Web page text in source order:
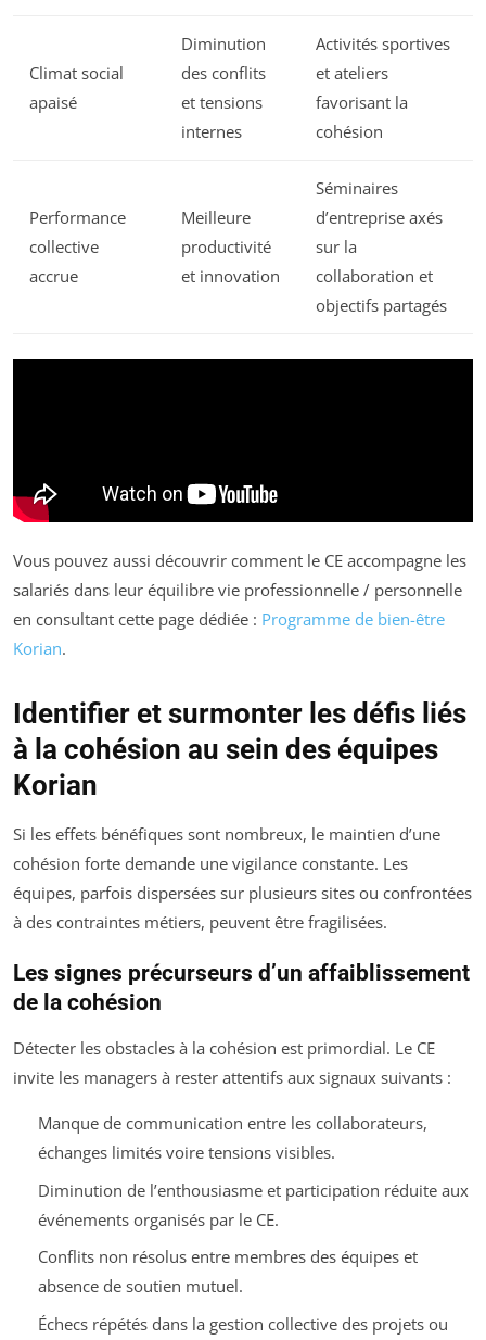
Climat social
apaisé
Diminution
des conflits
et tensions
internes
Activités sportives
et ateliers
favorisant la
cohésion
Performance
collective
accrue
Meilleure
productivité
et innovation
Séminaires
d’entreprise axés
sur la
collaboration et
objectifs partagés
Vous pouvez aussi découvrir comment le CE accompagne les
salariés dans leur équilibre vie professionnelle / personnelle
en consultant cette page dédiée : Programme de bien-être
Korian.
Identifier et surmonter les défis liés
à la cohésion au sein des équipes
Korian
Si les effets bénéfiques sont nombreux, le maintien d’une
cohésion forte demande une vigilance constante. Les
équipes, parfois dispersées sur plusieurs sites ou confrontées
à des contraintes métiers, peuvent être fragilisées.
Les signes précurseurs d’un affaiblissement
de la cohésion
Détecter les obstacles à la cohésion est primordial. Le CE
invite les managers à rester attentifs aux signaux suivants :
Manque de communication entre les collaborateurs,
échanges limités voire tensions visibles.
Diminution de l’enthousiasme et participation réduite aux
événements organisés par le CE.
Conflits non résolus entre membres des équipes et
absence de soutien mutuel.
Échecs répétés dans la gestion collective des projets ou